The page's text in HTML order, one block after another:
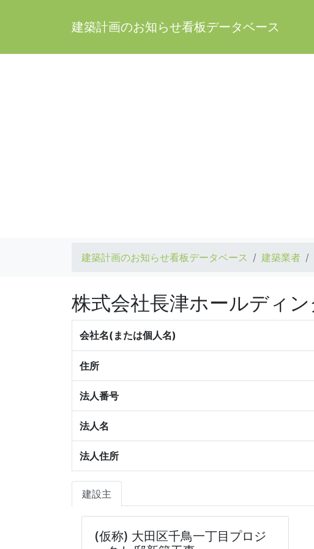
建築計画のお知らせ看板データベース
建築計画のお知らせ看板データベース 建築業者
株式会社長津ホールディ
会社名(または個人名)
住所
法人番号
法人名
法人住所
建設主
(仮称) 大田区千鳥一丁目プロジ